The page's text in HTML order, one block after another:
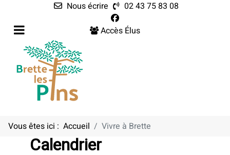
Nous écrire
02 43 75 83 08
Accès Élus
Vous êtes ici : Accueil Vivre à Brette
Calendrier